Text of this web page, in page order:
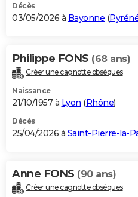
BONS PLANS
Carte de Noël
Carte Bonne année
Carte Saint-Valentin
Carte Pâques
Carte d'anniversaire
DICTIONNAIRE
Dictionnaire
Biographies
Citations
Expressions
Proverbes
PROGRAMME TV
S'inscrire
Se connecter
Lycées
Collèges
Primaires
Universités
Entreprises
Service militaire
Avis de recherche
AVIS DE DÉCÈS
Bricolage
Lifestyle
Culture
Sport
Auto
Television
Voyage
Cinema
Décès
03/05/2026 à Bayonne (
Philippe FONS (68 ans)
Créer une cagnotte obsèques
Naissance
21/10/1957 à Lyon (Rhône)
Décès
25/04/2026 à Saint-Pierre-la-
Anne FONS (90 ans)
Créer une cagnotte obsèques